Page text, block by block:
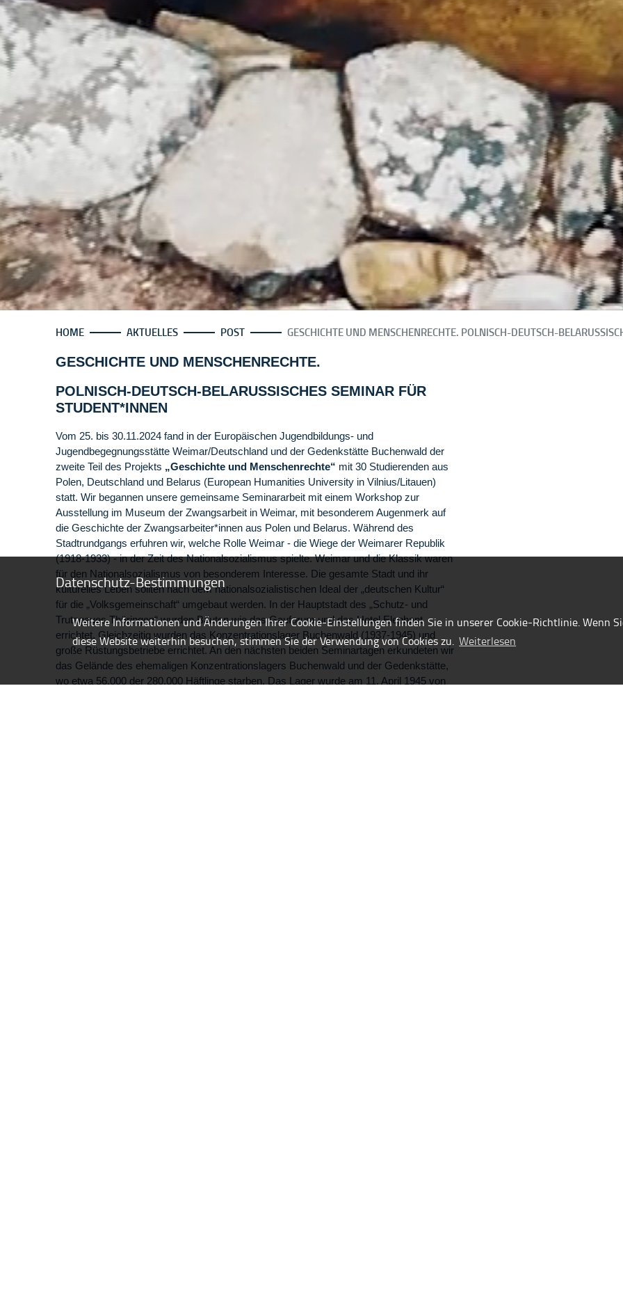
Datenschutz-Bestimmungen
Weitere Informationen und Änderungen Ihrer Cookie-Einstellungen finden Sie in unserer Cookie-Richtlinie. Wenn
diese Website weiterhin besuchen, stimmen Sie der Verwendung von Cookies zu. Weiterlesen
HOME AKTUELLES POST
GESCHICHTE UND MENSCHENRECHTE. POLNISCH-DEUTSCH-
GESCHICHTE UND MENSCHENRECHTE.
POLNISCH-DEUTSCH-BELARUSSISCHES SEMINAR FÜR
STUDENT*INNEN
Vom 25. bis 30.11.2024 fand in der Europäischen Jugendbildungs- und
Jugendbegegnungsstätte Weimar/Deutschland und der Gedenkstätte Buchenwald der
zweite Teil des Projekts „Geschichte und Menschenrechte“ mit 30 Studierenden aus
Polen, Deutschland und Belarus (European Humanities University in Vilnius/Litauen)
statt. Wir begannen unsere gemeinsame Seminararbeit mit einem Workshop zur
Ausstellung im Museum der Zwangsarbeit in Weimar, mit besonderem Augenmerk auf
die Geschichte der Zwangsarbeiter*innen aus Polen und Belarus. Während des
Stadtrundgangs erfuhren wir, welche Rolle Weimar - die Wiege der Weimarer Republik
(1918-1933) - in der Zeit des Nationalsozialismus spielte. Weimar und die Klassik waren
für den Nationalsozialismus von besonderem Interesse. Die gesamte Stadt und ihr
kulturelles Leben sollten nach dem nationalsozialistischen Ideal der „deutschen Kultur“
für die „Volksgemeinschaft“ umgebaut werden. In der Hauptstadt des „Schutz- und
Trutzgaues Thüringen“ wurden Bauten wie das Gauforum und das Hotel Elephant
errichtet. Gleichzeitig wurden das Konzentrationslager Buchenwald (1937-1945) und
große Rüstungsbetriebe errichtet. An den nächsten beiden Seminartagen erkundeten wir
das Gelände des ehemaligen Konzentrationslagers Buchenwald und der Gedenkstätte,
wo etwa 56.000 der 280.000 Häftlinge starben. Das Lager wurde am 11. April 1945 von